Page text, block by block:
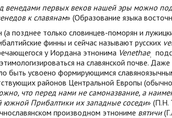
венедами первых веков нашей эры можно
к славянам» (Образование языка
позднее только словинцев-поморян и
финны и сейчас называют русских
у Иордана этнонима Venethae,
на славянской почве.
быть усвоено формирующимся
районов Центральной Европы
что перед нами не самоназвание, а
южной Прибалтики их западные соседи» (П.Н.
производном этнониме вятичи